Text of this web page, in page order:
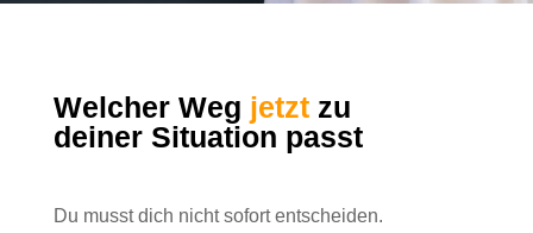
Welcher Weg jetzt zu
deiner Situation passt
Du musst dich nicht sofort entscheiden.